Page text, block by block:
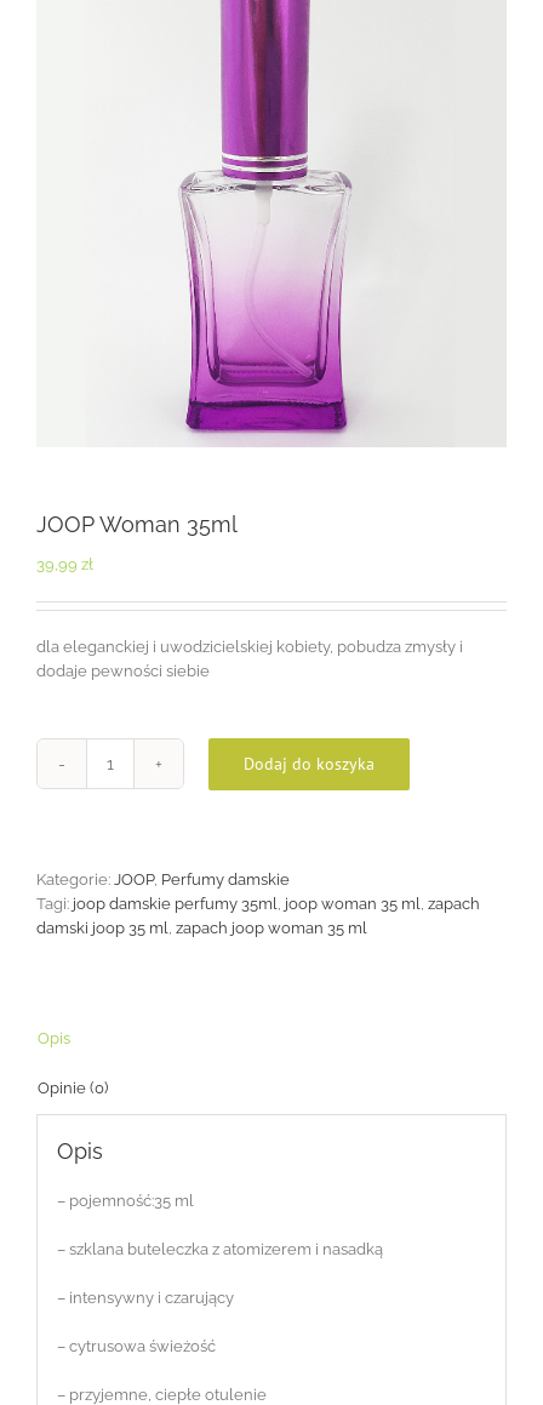
JOOP Woman 35ml
39,99 zł
dla eleganckiej i uwodzicielskiej kobiety, pobudza zmysły i
dodaje pewności siebie
ilość
Dodaj do koszyka
Kategorie: JOOP, Perfumy damskie
Tagi: joop damskie perfumy 35ml, joop woman 35 ml, zapach
damski joop 35 ml, zapach joop woman 35 ml
Opis
Opinie (0)
Opis
– pojemność:35 ml
– szklana buteleczka z atomizerem i nasadką
– intensywny i czarujący
– cytrusowa świeżość
– przyjemne, ciepłe otulenie